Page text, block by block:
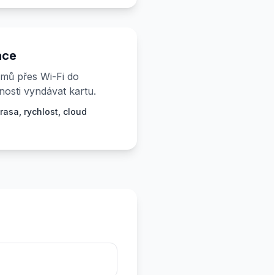
přes Wi-Fi do
vyndávat kartu.
rychlost, cloud